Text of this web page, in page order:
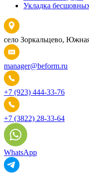
Укладка
село Зоркальцево,
manager@beform.ru
+7 (923) 444-33-76
+7 (3822) 28-33-64
WhatsApp